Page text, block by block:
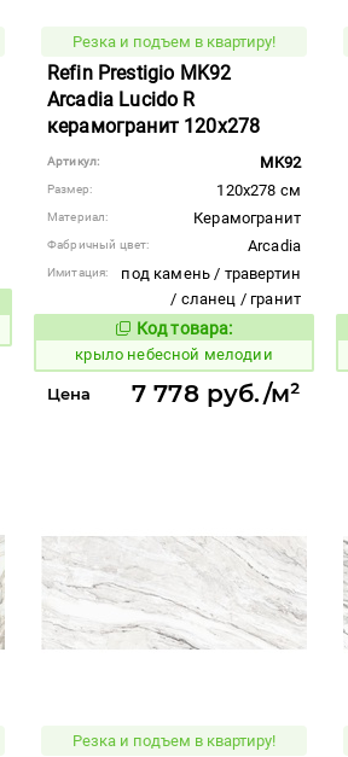
Резка и подъем в квартиру!
Refin Prestigio MK92
Arcadia Lucido R
керамогранит 120x278
Артикул: MK92
Размер: 120x278 см
Материал: Керамогранит
Фабричный цвет: Arcadia
Имитация:
под камень / травертин
/ сланец / гранит
Код товара:
836048 Код товара:
крыло небесной мелодии
Цена 7 778 руб./м²
Резка и подъем в квартиру!